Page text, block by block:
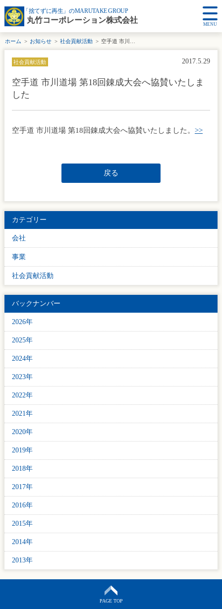
「捨てずに再生」のMARUTAKE GROUP
丸竹コーポレーション株式会社 MENU
ホーム お知らせ 社会貢献活動
社会貢献活動 2017.5.29
空手道 市川道場 第18回錬成大会へ協賛いたしま
した
空手道 市川道場 第18回錬成大会へ協賛いたしました。 >>
戻る
カテゴリー
会社
事業
社会貢献活動
バックナンバー
2026年
2025年
2024年
2023年
2022年
2021年
2020年
2019年
2018年
2017年
2016年
2015年
2014年
2013年
PAGE TOP